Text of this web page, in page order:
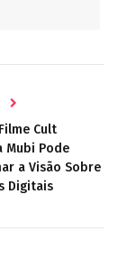
Cult
Mubi Pode
a Visão Sobre
Digitais